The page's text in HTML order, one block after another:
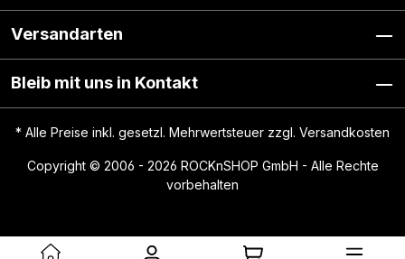
Versandarten
Bleib mit uns in Kontakt
* Alle Preise inkl. gesetzl. Mehrwertsteuer zzgl. Versandkosten
Copyright © 2006 - 2026 ROCKnSHOP GmbH - Alle Rechte
vorbehalten